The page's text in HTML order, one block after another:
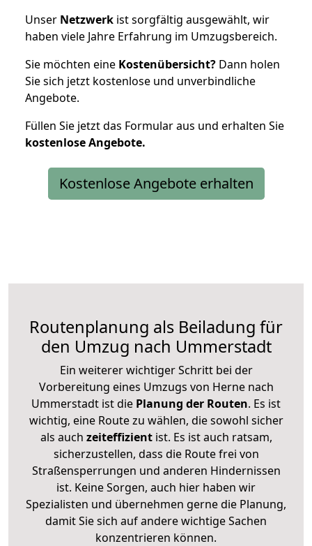
Unser Netzwerk ist sorgfältig ausgewählt, wir
haben viele Jahre Erfahrung im Umzugsbereich.
Sie möchten eine Kostenübersicht? Dann holen
Sie sich jetzt kostenlose und unverbindliche
Angebote.
Füllen Sie jetzt das Formular aus und erhalten Sie
kostenloseAngebote.
Kostenlose Angebote erhalten
Routenplanung als Beiladung für
den Umzug nach Ummerstadt
Ein weiterer wichtiger Schritt bei der
Vorbereitung eines Umzugs von Herne nach
Ummerstadt ist die Planung der Routen. Es ist
wichtig, eine Route zu wählen, die sowohl sicher
als auch zeiteffizientist. Es ist auch ratsam,
sicherzustellen, dass die Route frei von
Straßensperrungen und anderen Hindernissen
ist. Keine Sorgen, auch hier haben wir
Spezialisten und übernehmen gerne die Planung,
damit Sie sich auf andere wichtige Sachen
konzentrieren können.